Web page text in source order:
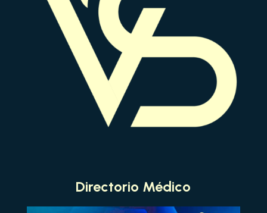
Directorio Médico